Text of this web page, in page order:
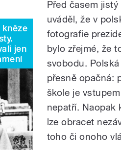
jen
Před časem
uváděl, že v
fotografie
bylo zřejmé, že
svobodu.
přesně opačná:
škole je
nepatří. Naopak
lze obracet
toho či onoho